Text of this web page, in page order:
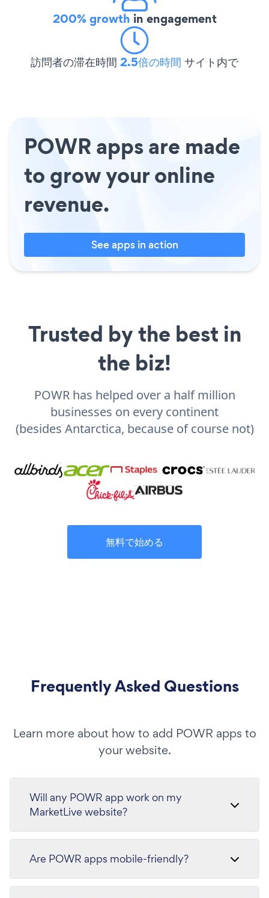
200% growth in engagement
訪問者の滞在時間 2.5倍の時間 サイト内で
POWR apps are made
to grow your online
revenue.
See apps in action
Trusted by the best in
the biz!
POWR has helped over a half million
businesses on every continent
(besides Antarctica, because of course not)
無料で始める
Frequently Asked Questions
Learn more about how to add POWR apps to
your website.
Will any POWR app work on my
MarketLive website?
Are POWR apps mobile-friendly?